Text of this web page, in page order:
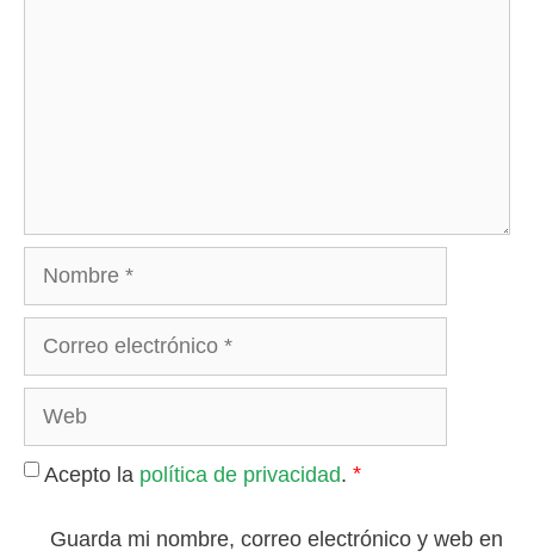
Acepto la política de privacidad. *
Guarda mi nombre, correo electrónico y web en